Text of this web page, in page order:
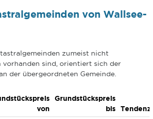
von Wallsee-
zumeist nicht
vorhanden sind, orientiert sich der
der übergeordneten Gemeinde.
von
Grundstückspreis
bis
Tendenz